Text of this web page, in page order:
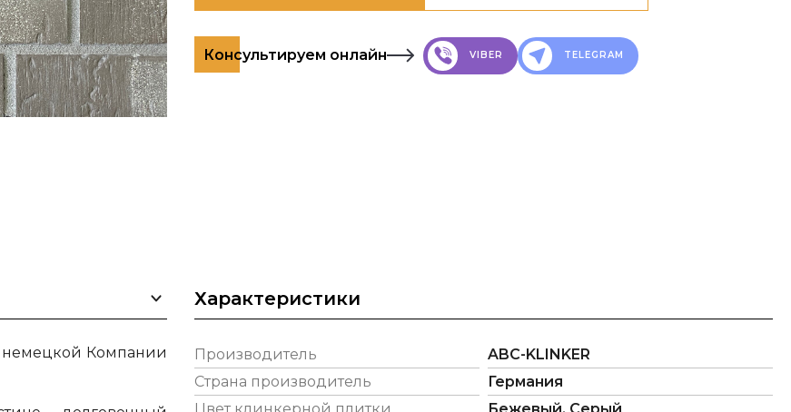
Консультируем онлайн VIBER TELEGRAM
немецкой Компании
Характеристики
Производитель
ABC-KLINKER
Страна производитель
Германия